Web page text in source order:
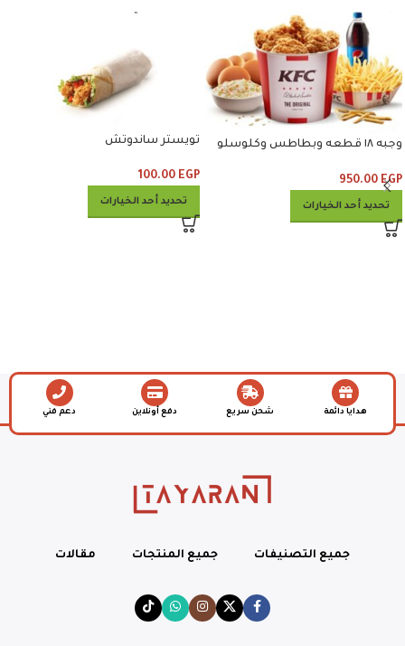
وجبه ١٨ قطعه وبطاطس وكلوسلو
950.00 EGP
تحديد أحد الخيارات
تويستر ساندوتش
100.00 EGP
تحديد أحد الخيارات
هدايا دائمة شحن سريع دفع أونلاين دعم فني
جميع التصنيفات جميع المنتجات مقالات